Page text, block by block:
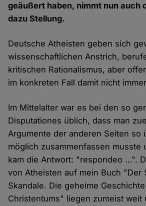
geäußert haben, nimmt nun auch
dazu Stellung.
Deutsche Atheisten geben sich
wissenschaftlichen Anstrich,
kritischen Rationalismus, aber
im konkreten Fall damit nicht
Im Mittelalter war es bei den so
Disputationes üblich, dass man
Argumente der anderen Seiten so
möglich zusammenfassen musste
kam die Antwort: "respondeo …".
von Atheisten auf mein Buch "Der
Skandale. Die geheime
Christentums" liegen zumeist weit